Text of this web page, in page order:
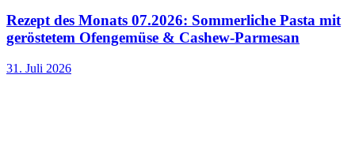
Rezept des Monats 07.2026: Sommerliche Pasta mit
geröstetem Ofengemüse & Cashew-Parmesan
31. Juli 2026